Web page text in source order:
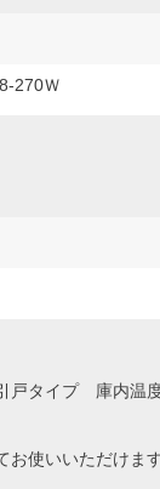
270Ｗ
戸タイプ 庫内温
お使いいただけま